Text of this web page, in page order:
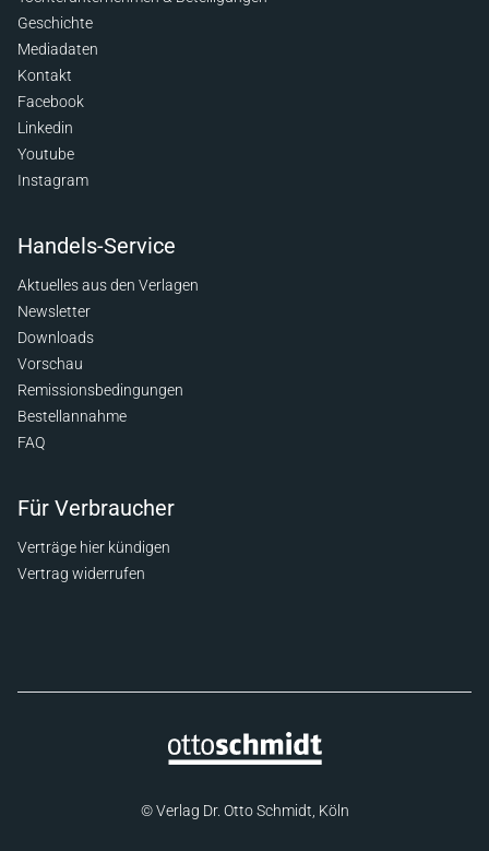
Geschichte
Mediadaten
Kontakt
Facebook
Linkedin
Youtube
Instagram
Handels-Service
Aktuelles aus den Verlagen
Newsletter
Downloads
Vorschau
Remissionsbedingungen
Bestellannahme
FAQ
Für Verbraucher
Verträge hier kündigen
Vertrag widerrufen
© Verlag Dr. Otto Schmidt, Köln